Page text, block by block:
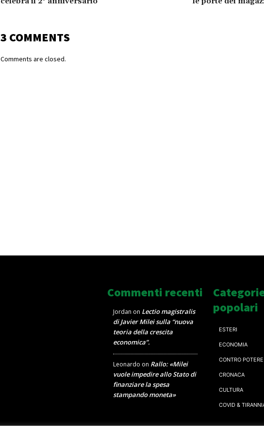
3 COMMENTS
Comments are closed.
Commenti recenti
Jordan on Lectio magistralis
di Javier Milei sulla “nuova
teoria della crescita
economica”.
Leonardo on Rallo: «Milei
vuole impedire allo Stato di
finanziare la spesa
stampando moneta»
popolari
ESTERI
ECONOMIA
CONTRO POTERE
CRONACA
CULTURA
COVID &